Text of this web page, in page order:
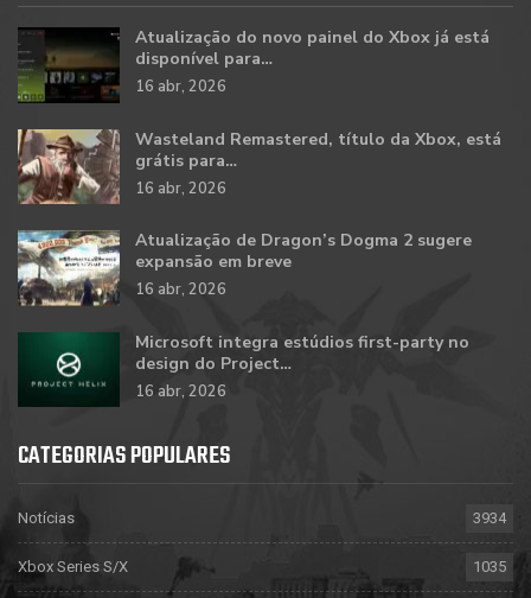
Atualização do novo painel do Xbox já está
disponível para…
16 abr, 2026
Wasteland Remastered, título da Xbox, está
grátis para…
16 abr, 2026
Atualização de Dragon’s Dogma 2 sugere
expansão em breve
16 abr, 2026
Microsoft integra estúdios first-party no
design do Project…
16 abr, 2026
CATEGORIAS POPULARES
Notícias 3934
Xbox Series S/X 1035